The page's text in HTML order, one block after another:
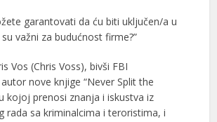
garantovati da ću biti uključen/a u
važni za budućnost firme?”
Vos (Chris Voss), bivši FBI
nove knjige “Never Split the
kojoj prenosi znanja i iskustva iz
rada sa kriminalcima i teroristima, i